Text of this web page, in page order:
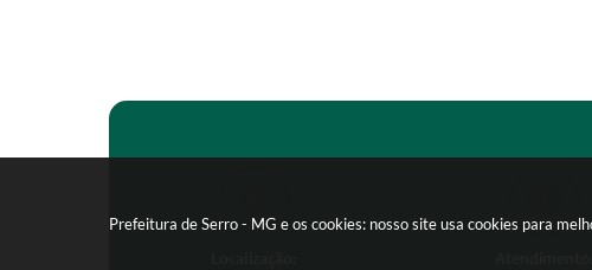
Prefeitura de Serro - MG e os cookies: nosso site usa cookies para